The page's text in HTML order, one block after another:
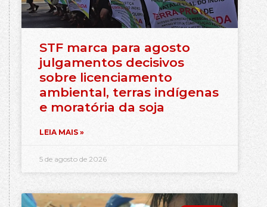
STF marca para agosto
julgamentos decisivos
sobre licenciamento
ambiental, terras indígenas
e moratória da soja
LEIA MAIS »
5 de agosto de 2026